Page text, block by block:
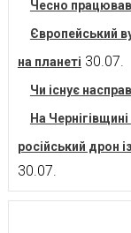
Чесно
Європейський
на планеті 30.07.
Чи існує
На
російський дрон
30.07.